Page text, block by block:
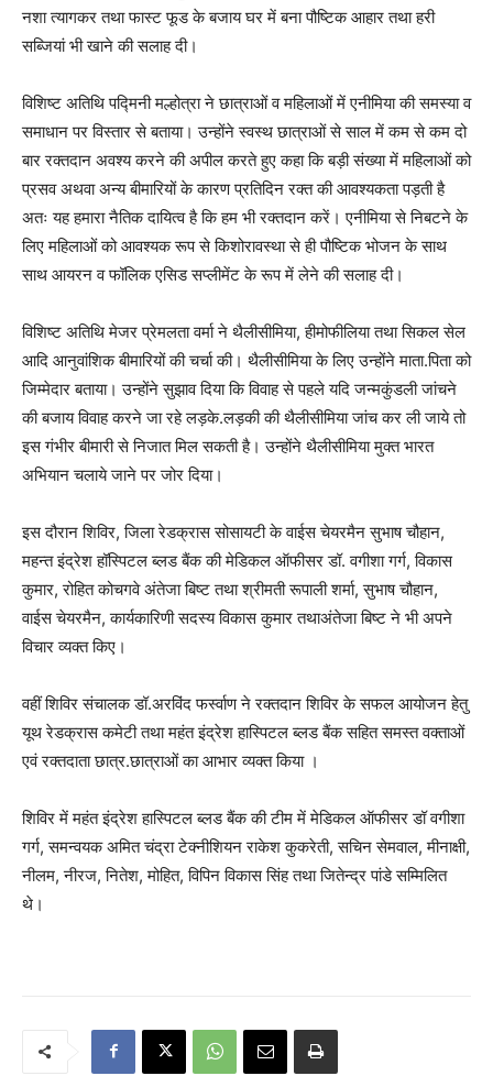
नशा त्यागकर तथा फास्ट फूड के बजाय घर में बना पौष्टिक आहार तथा हरी
सब्जियां भी खाने की सलाह दी।
विशिष्ट अतिथि पद्मिनी मल्होत्रा ने छात्राओं व महिलाओं में एनीमिया की समस्या व
समाधान पर विस्तार से बताया। उन्होंने स्वस्थ छात्राओं से साल में कम से कम दो
बार रक्तदान अवश्य करने की अपील करते हुए कहा कि बड़ी संख्या में महिलाओं को
प्रसव अथवा अन्य बीमारियों के कारण प्रतिदिन रक्त की आवश्यकता पड़ती है
अतः यह हमारा नैतिक दायित्व है कि हम भी रक्तदान करें। एनीमिया से निबटने के
लिए महिलाओं को आवश्यक रूप से किशोरावस्था से ही पौष्टिक भोजन के साथ
साथ आयरन व फॉलिक एसिड सप्लीमेंट के रूप में लेने की सलाह दी।
विशिष्ट अतिथि मेजर प्रेमलता वर्मा ने थैलीसीमिया, हीमोफीलिया तथा सिकल सेल
आदि आनुवांशिक बीमारियों की चर्चा की। थैलीसीमिया के लिए उन्होंने माता.पिता को
जिम्मेदार बताया। उन्होंने सुझाव दिया कि विवाह से पहले यदि जन्मकुंडली जांचने
की बजाय विवाह करने जा रहे लड़के.लड़की की थैलीसीमिया जांच कर ली जाये तो
इस गंभीर बीमारी से निजात मिल सकती है। उन्होंने थैलीसीमिया मुक्त भारत
अभियान चलाये जाने पर जोर दिया।
इस दौरान शिविर, जिला रेडक्रास सोसायटी के वाईस चेयरमैन सुभाष चौहान,
महन्त इंद्रेश हॉस्पिटल ब्लड बैंक की मेडिकल ऑफीसर डॉ. वगीशा गर्ग, विकास
कुमार, रोहित कोचगवे अंतेजा बिष्ट तथा श्रीमती रूपाली शर्मा, सुभाष चौहान,
वाईस चेयरमैन, कार्यकारिणी सदस्य विकास कुमार तथाअंतेजा बिष्ट ने भी अपने
विचार व्यक्त किए।
वहीं शिविर संचालक डॉ.अरविंद फर्स्वाण ने रक्तदान शिविर के सफल आयोजन हेतु
यूथ रेडक्रास कमेटी तथा महंत इंद्रेश हास्पिटल ब्लड बैंक सहित समस्त वक्ताओं
एवं रक्तदाता छात्र.छात्राओं का आभार व्यक्त किया ‌।
शिविर में महंत इंद्रेश हास्पिटल ब्लड बैंक की टीम में मेडिकल ऑफीसर डॉ वगीशा
गर्ग, समन्वयक अमित चंद्रा टेक्नीशियन राकेश कुकरेती, सचिन सेमवाल, मीनाक्षी,
नीलम, नीरज, नितेश, मोहित, विपिन विकास सिंह तथा जितेन्द्र पांडे सम्मिलित
थे।